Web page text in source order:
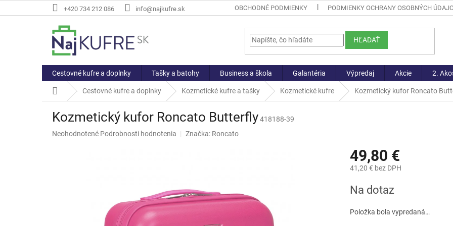
na
+420 734 212 086 info@najkufre.sk OBCHODNÉ PODMIENKY PODMIENKY OCHRANY OSOBNÝCH
HĽADAŤ
Cestovné kufre a doplnky Tašky a batohy Business a škola Galantéria Výpredaj Akcie 2.
DomovCestovné kufre a doplnky Kozmetické kufre a tašky Kozmetické kufre Kozmetický kufor Roncato
Kozmetický kufor Roncato Butterfly418188-39
Priemerné
Neohodnotené Podrobnosti hodnotenia Značka: Roncato
49,80 €
41,20 € bez DPH
cena:
Na dotaz
Položka bola vypredaná…